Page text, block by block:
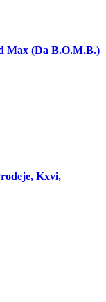
Max (Da B.O.M.B.)
Kxvi,